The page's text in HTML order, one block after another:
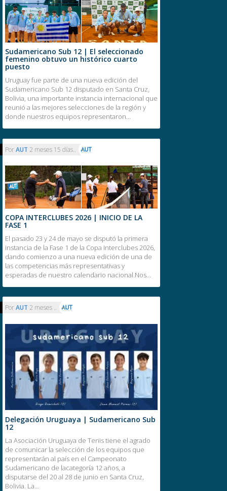
Sudamericano Sub 12 | El seleccionado
femenino obtuvo un histórico cuarto
puesto
Uruguay fue parte de una nueva edición del
Sudamericano Sub 12 disputado en Santa Cruz,
Bolivia, una importante instancia internacional que
reunió a las mejores selecciones de la región y
donde nuestros equipos representaron…
PorAUT 2 meses ..
Delegación Uruguaya | Sudamericano Sub
12
La Asociación Uruguaya de Tenis tiene el agrado
de comunicar la selección de los equipos que
representarán al país en el Campeonato
Sudamericano de lacategoría 12 años, a
disputarse del 20 al 28 de junio en Santa Cruz,
Bolivia. La…
PorAUT 2 meses 15 días..
COPA INTERCLUBES 2026 | INICIO DE LA
FASE 1
El pasado 23 y 24 de mayo se disputó la primera
instancia de la Fase 1 de la Copa Interclubes 2026,
dando comienzo a una nueva edición de una de
las competencias más representativas y
esperadas de nuestro calendario nacional.Nos…